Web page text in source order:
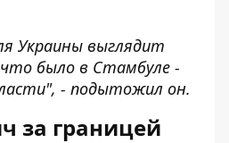
Украины выглядит
было в Стамбуле -
- подытожил он.
за границей